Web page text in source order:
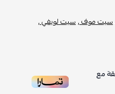
سيت موف ,سيت لويفي ,
مع